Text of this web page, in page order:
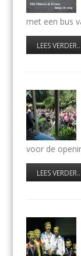
met een bus
LEES
voor de
LEES